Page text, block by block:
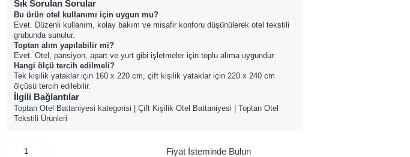
Sık Sorulan Sorular
Bu ürün otel kullanımı için uygun mu?
Evet. Düzenli kullanım, kolay bakım ve misafir konforu düşünülerek otel tekstili
grubunda sunulur.
Toptan alım yapılabilir mi?
Evet. Otel, pansiyon, apart ve yurt gibi işletmeler için toplu alıma uygundur.
Hangi ölçü tercih edilmeli?
Tek kişilik yataklar için 160 x 220 cm, çift kişilik yataklar için 220 x 240 cm
ölçüsü tercih edilebilir.
İlgili Bağlantılar
Toptan Otel Battaniyesi kategorisi | Çift Kişilik Otel Battaniyesi | Toptan Otel
Tekstili Ürünleri
Fiyat İsteminde Bulun